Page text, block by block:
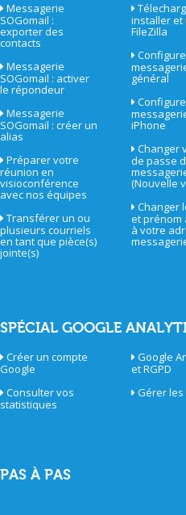
Messagerie
SOGomail :
exporter des
contacts
Messagerie
SOGomail : activer
le répondeur
Messagerie
SOGomail : créer un
alias
Préparer votre
réunion en
visioconférence
avec nos équipes
Transférer un ou
plusieurs courriels
en tant que pièce(s)
jointe(s)
installer et
FileZilla
général
iPhone
Changer
de passe
(Nouvelle
Changer
et prénom
à votre
SPÉCIAL GOOGLE
Créer un compte
Google
Consulter vos
statistiques
Google
et RGPD
Gérer les
PAS À PAS